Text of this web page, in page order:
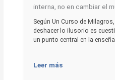
interna, no en cambiar el
Según Un Curso de
deshacer lo ilusorio es
un punto central en la
Leer más